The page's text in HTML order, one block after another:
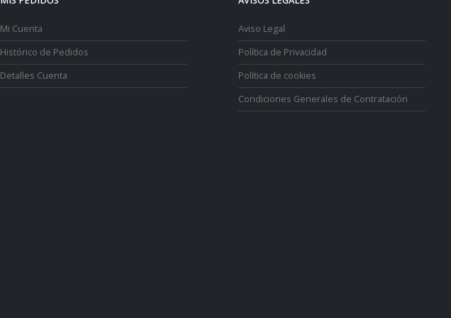
Mi Cuenta
Histórico de Pedidos
Detalles Cuenta
Aviso Legal
Política de Privacidad
Política de cookies
Condiciones Generales de Contratación